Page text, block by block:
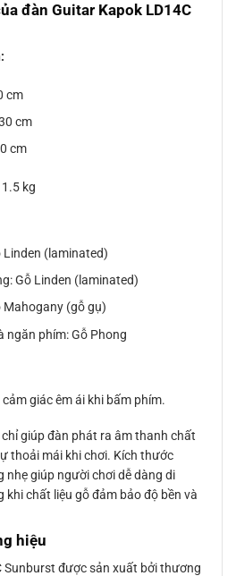
đàn Guitar Kapok LD14C
cm
cm
cm
kg
Linden (laminated)
Gỗ Linden (laminated)
Mahogany (gỗ gụ)
ngăn phím: Gỗ Phong
giác êm ái khi bấm phím.
giúp đàn phát ra âm thanh chất
thoải mái khi chơi. Kích thước
giúp người chơi dễ dàng di
chất liệu gỗ đảm bảo độ bền và
hiệu
Sunburst được sản xuất bởi thương